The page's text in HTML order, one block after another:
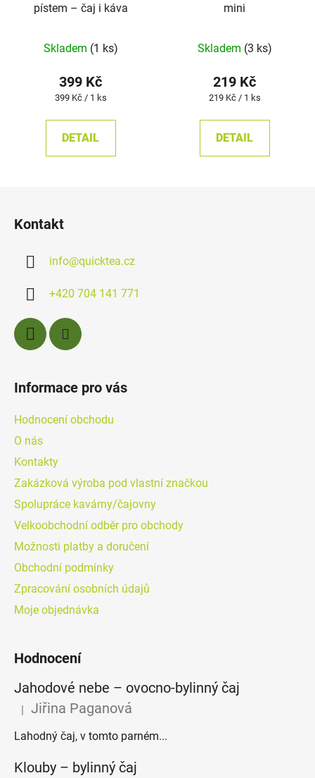
pístem – čaj i káva
Skladem (1 ks)
399 Kč
Měrná
399 Kč / 1 ks
DETAIL
mini
Skladem (3 ks)
219 Kč
Měrná
219 Kč / 1 ks
DETAIL
Kontakt
info@quicktea.cz
+420 704 141 771
Informace pro vás
Hodnocení obchodu
O nás
Kontakty
Zakázková výroba pod vlastní značkou
Spolupráce kavárny/čajovny
Velkoobchodní odběr pro obchody
Možnosti platby a doručení
Obchodní podmínky
Zpracování osobních údajů
Moje objednávka
Hodnocení
Jahodové nebe – ovocno-bylinný čaj
Hodnocení produktu je 5 z 5 hvězdiček.
Jiřina Paganová
Lahodný čaj, v tomto parném...
Klouby –⁠⁠⁠⁠⁠ bylinný čaj